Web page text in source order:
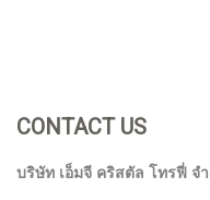
CONTACT US
บริษัท เอ็มจี คริสตัล โทรฟี่ จ